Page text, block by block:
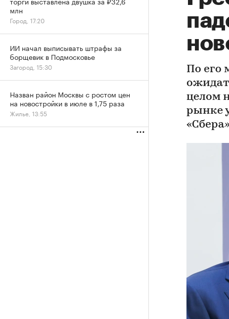
По его
целом
рынке
млн
Город, 17:20
ИИ начал выписывать штрафы за
борщевик в Подмосковье
Загород, 15:30
Назван район Москвы с ростом цен
на новостройки в июле в 1,75 раза
Жилье, 13:55